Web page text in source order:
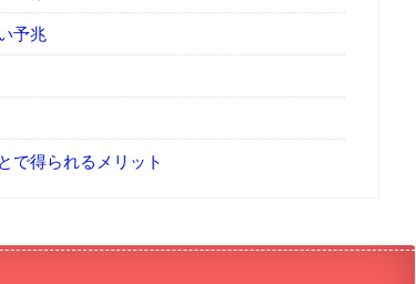
予兆
で得られるメリット